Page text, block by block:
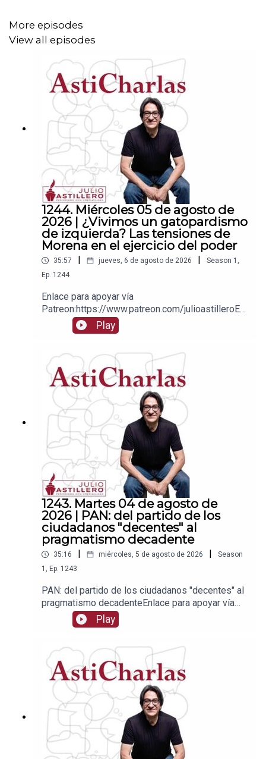
More episodes
View all episodes
1244. Miércoles 05 de agosto de
2026 | ¿Vivimos un gatopardismo
de izquierda? Las tensiones de
Morena en el ejercicio del poder
35:57 jueves, 6 de agosto de 2026 Season 1 ,
Ep. 1244
Enlace para apoyar vía
Patreon:https://www.patreon.com/julioastilleroEnl
ace para hacer donaciones vía
PayPal:https://www.paypal.me/julioastilleroCuent
nombre de Julio Hernández López:
1539408017CLABE: 012 320 01539408017
2Tienda:https://julioastillerotienda.com/
Play
1243. Martes 04 de agosto de
2026 | PAN: del partido de los
ciudadanos "decentes" al
pragmatismo decadente
35:16 miércoles, 5 de agosto de 2026
Season
1 , Ep. 1243
PAN: del partido de los ciudadanos "decentes" al
pragmatismo decadenteEnlace para apoyar vía
Patreon:https://www.patreon.com/julioastilleroEnl
ace para hacer donaciones vía
a para hacer transferencias a cuenta BBVA a
nombre de Julio Hernández López:
1539408017CLABE: 012 320 01539408017
2Tienda:https://julioastillerotienda.com/
Play